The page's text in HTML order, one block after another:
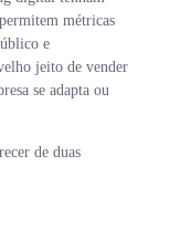
métricas
e
jeito de vender
se adapta ou
de duas